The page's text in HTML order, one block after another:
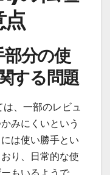
点
分の使
する問題
は、一部のレビュ
みにくいという
は使い勝手とい
り、日常的な使